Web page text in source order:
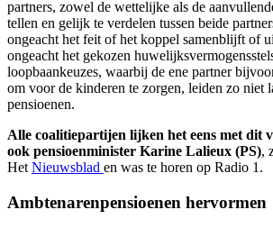
partners, zowel de wettelijke als de
tellen en gelijk te verdelen tussen beide
ongeacht het feit of het koppel samenblijft of
ongeacht het gekozen
loopbaankeuzes, waarbij de ene partner
om voor de kinderen te zorgen, leiden zo niet
pensioenen.
Alle coalitiepartijen lijken het eens met dit
ook pensioenminister Karine Lalieux (PS),
Het Nieuwsblad en was te horen op Radio 1.
Ambtenarenpensioenen hervormen